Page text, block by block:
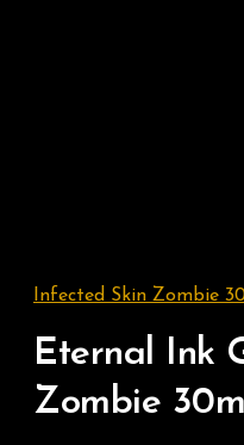
Infected Skin Zombie
Eternal Ink
Zombie